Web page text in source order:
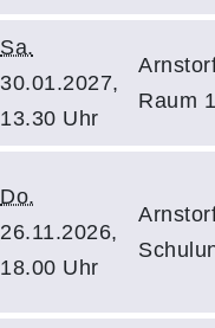
Sa.
30.01.2027,
13.30 Uhr
Raum 1
Do.
26.11.2026,
18.00 Uhr